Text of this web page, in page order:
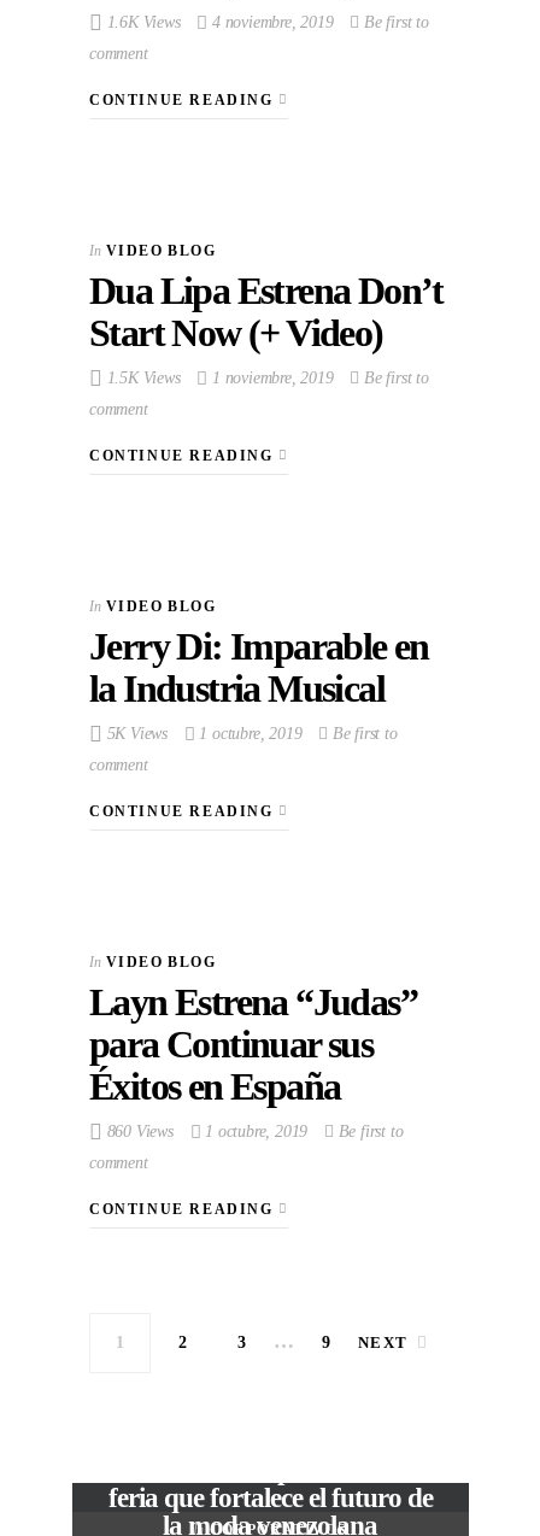
1.6K Views 4 noviembre, 2019
Be first to
comment
CONTINUE READING
In VIDEO BLOG
Dua Lipa Estrena Don’t
Start Now (+ Video)
1.5K Views 1 noviembre, 2019
Be first to
comment
CONTINUE READING
In VIDEO BLOG
Jerry Di: Imparable en
la Industria Musical
5K Views 1 octubre, 2019
Be first to
comment
CONTINUE READING
In VIDEO BLOG
Layn Estrena “Judas”
para Continuar sus
Éxitos en España
860 Views 1 octubre, 2019
Be first to
comment
CONTINUE READING
1 2 3 … 9 NEXT
In CORPORATIVOS
feria que fortalece el futuro de
la moda venezolana